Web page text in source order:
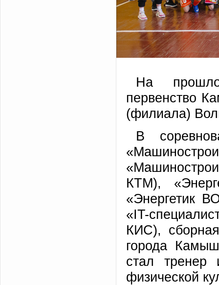
На
первенство
(филиала)
В
КТМ),
«Энергетик
«IT-
КИС),
города
стал тренер
физической